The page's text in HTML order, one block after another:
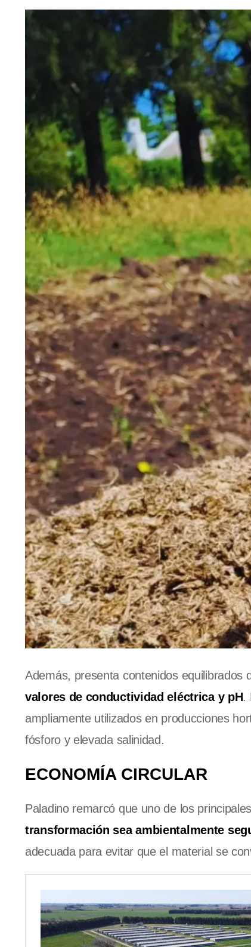
Además, presenta contenidos equilibrados
valores de conductividad eléctrica y pH.
ampliamente utilizados en producciones
fósforo y elevada salinidad.
ECONOMÍA CIRCULAR
Paladino remarcó que uno de los
transformación sea ambientalmente
adecuada para evitar que el material se